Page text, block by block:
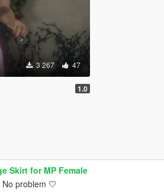
3 267 47
1.0
Skirt for MP Female
No problem 🤍